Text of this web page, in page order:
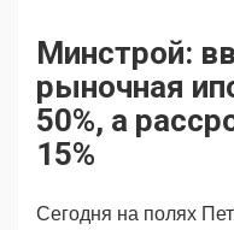
Поздравляем
Ещё
Минстрой:
рыночная
50%, а
15%
Сегодня на полях